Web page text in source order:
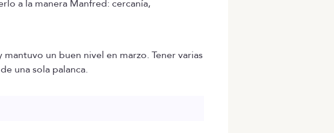
a la manera Manfred: cercanía,
un buen nivel en marzo. Tener varias
una sola palanca.